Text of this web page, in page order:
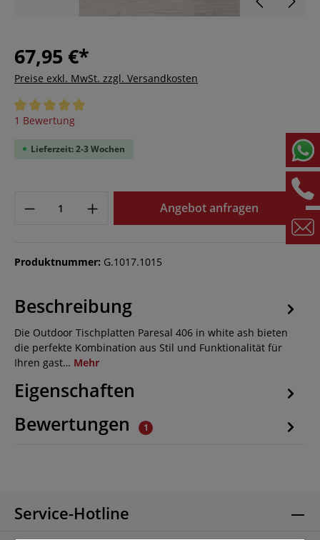
67,95 €*
Preise exkl. MwSt. zzgl. Versandkosten
Durchschnittliche Bewertung von 5 von 5 Sternen
1 Bewertung
Lieferzeit: 2-3 Wochen
Angebot anfragen
Produktnummer: G.1017.1015
Beschreibung
Die Outdoor Tischplatten Paresal 406 in white ash bieten
die perfekte Kombination aus Stil und Funktionalität für
Ihren gast… Mehr
Eigenschaften
Bewertungen
1
Service-Hotline